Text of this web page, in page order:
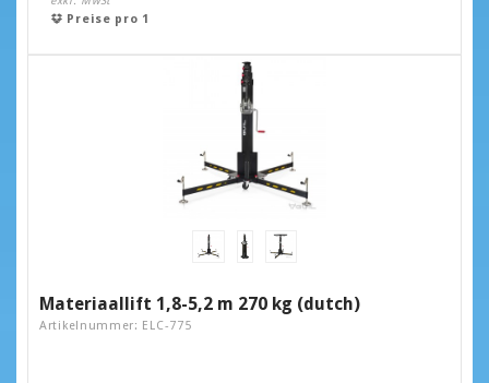
Preise pro 1
Materiaallift 1,8-5,2 m 270 kg (dutch)
Artikelnummer: ELC-775